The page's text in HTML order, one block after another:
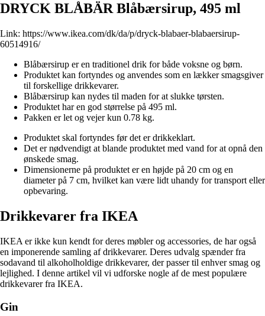
DRYCK BLÅBÄR Blåbærsirup, 495 ml
Link: https://www.ikea.com/dk/da/p/dryck-blabaer-blabaersirup-
60514916/
Blåbærsirup er en traditionel drik for både voksne og børn.
Produktet kan fortyndes og anvendes som en lækker smagsgiver
til forskellige drikkevarer.
Blåbærsirup kan nydes til maden for at slukke tørsten.
Produktet har en god størrelse på 495 ml.
Pakken er let og vejer kun 0.78 kg.
Produktet skal fortyndes før det er drikkeklart.
Det er nødvendigt at blande produktet med vand for at opnå den
ønskede smag.
Dimensionerne på produktet er en højde på 20 cm og en
diameter på 7 cm, hvilket kan være lidt uhandy for transport eller
opbevaring.
Drikkevarer fra IKEA
IKEA er ikke kun kendt for deres møbler og accessories, de har også
en imponerende samling af drikkevarer. Deres udvalg spænder fra
sodavand til alkoholholdige drikkevarer, der passer til enhver smag og
lejlighed. I denne artikel vil vi udforske nogle af de mest populære
drikkevarer fra IKEA.
Gin